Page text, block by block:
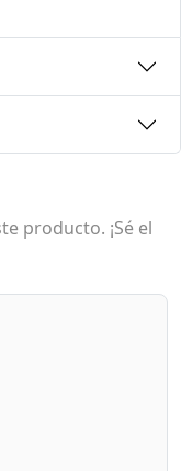
producto. ¡Sé el